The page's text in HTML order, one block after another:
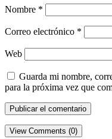
Nombre *
Correo electrónico *
Web
Guarda mi nombre,
para la próxima vez que
View Comments (0)